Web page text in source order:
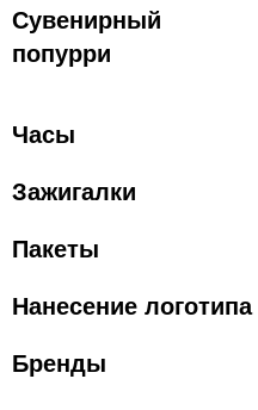
Сувенирный
попурри
Часы
Зажигалки
Пакеты
Нанесение логотипа
Бренды